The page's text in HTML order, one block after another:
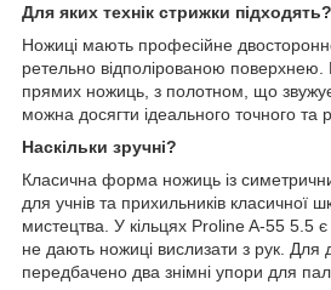
Для яких технік стрижки підходять?
Ножиці мають професійне
ретельно відполірованою
прямих ножиць, з полотном, що
можна досягти ідеального точного та
Наскільки зручні?
Класична форма ножиць із
для учнів та прихильників класичної
мистецтва. У кільцях Proline A-55 5.5 є
не дають ножиці вислизати з рук. Для
передбачено два знімні упори для